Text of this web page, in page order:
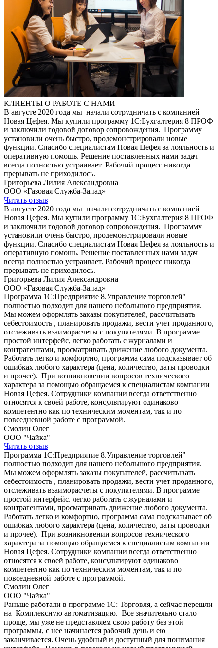
КЛИЕНТЫ О РАБОТЕ С НАМИ
В августе 2020 года мы начали сотрудничать с компанией
Новая Цефея. Мы купили программу 1С:Бухгалтерия 8 ПРОФ
и заключили годовой договор сопровождения. Программу
установили очень быстро, продемонстрировали новые
функции. Спасибо специалистам Новая Цефея за лояльность и
оперативную помощь. Решение поставленных нами задач
всегда полностью устраивает. Рабочий процесс никогда
прерывать не приходилось.
Григорьева Лилия Александровна
ООО «Газовая Служба-Запад»
Читать отзыв
В августе 2020 года мы начали сотрудничать с компанией
Новая Цефея. Мы купили программу 1С:Бухгалтерия 8 ПРОФ
и заключили годовой договор сопровождения. Программу
установили очень быстро, продемонстрировали новые
функции. Спасибо специалистам Новая Цефея за лояльность и
оперативную помощь. Решение поставленных нами задач
всегда полностью устраивает. Рабочий процесс никогда
прерывать не приходилось.
Григорьева Лилия Александровна
ООО «Газовая Служба-Запад»
Программа 1С:Предприятие 8.Управление торговлей"
полностью подходит для нашего небольшого предприятия.
Мы можем оформлять заказы покупателей, рассчитывать
себестоимость , планировать продажи, вести учет проданного,
отслеживать взаиморасчеты с покупателями. В программе
простой интерфейс, легко работать с журналами и
контрагентами, просматривать движение любого документа.
Работать легко и комфортно, программа сама подсказывает об
ошибках любого характера (цена, количество, даты проводки
и прочее). При возникновении вопросов технического
характера за помощью обращаемся к специалистам компании
Новая Цефея. Сотрудники компании всегда ответственно
относятся к своей работе, консультируют одинаково
компетентно как по техническим моментам, так и по
повседневной работе с программой.
Смолин Олег
ООО "Чайка"
Читать отзыв
Программа 1С:Предприятие 8.Управление торговлей"
полностью подходит для нашего небольшого предприятия.
Мы можем оформлять заказы покупателей, рассчитывать
себестоимость , планировать продажи, вести учет проданного,
отслеживать взаиморасчеты с покупателями. В программе
простой интерфейс, легко работать с журналами и
контрагентами, просматривать движение любого документа.
Работать легко и комфортно, программа сама подсказывает об
ошибках любого характера (цена, количество, даты проводки
и прочее). При возникновении вопросов технического
характера за помощью обращаемся к специалистам компании
Новая Цефея. Сотрудники компании всегда ответственно
относятся к своей работе, консультируют одинаково
компетентно как по техническим моментам, так и по
повседневной работе с программой.
Смолин Олег
ООО "Чайка"
Раньше работали в программе 1С: Торговля, а сейчас перешли
на Комплексную автоматизацию. Все значительно стало
проще, мы уже не представляем свою работу без этой
программы, с нее начинается рабочий день и ею
заканчивается. Очень удобный и доступный для понимания